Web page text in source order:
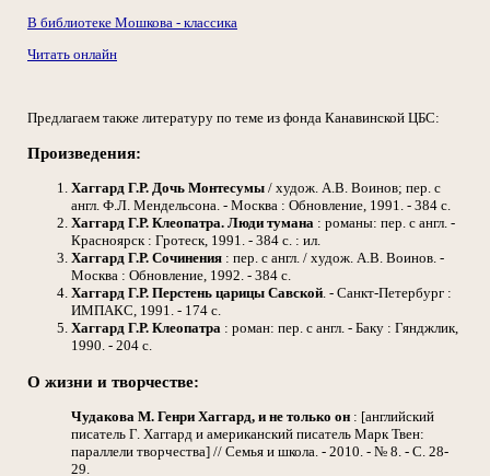
В библиотеке Мошкова - классика
Читать онлайн
Предлагаем также литературу по теме из фонда Канавинской ЦБС:
Произведения:
Хаггард Г.Р. Дочь Монтесумы / худож. А.В. Воинов; пер. с
англ. Ф.Л. Мендельсона. - Москва : Обновление, 1991. - 384 с.
Хаггард Г.Р. Клеопатра. Люди тумана : романы: пер. с англ. -
Красноярск : Гротеск, 1991. - 384 с. : ил.
Хаггард Г.Р. Сочинения : пер. с англ. / худож. А.В. Воинов. -
Москва : Обновление, 1992. - 384 с.
Хаггард Г.Р. Перстень царицы Савской. - Санкт-Петербург :
ИМПАКС, 1991. - 174 с.
Хаггард Г.Р. Клеопатра : роман: пер. с англ. - Баку : Гянджлик,
1990. - 204 с.
О жизни и творчестве:
Чудакова М. Генри Хаггард, и не только он : [английский
писатель Г. Хаггард и американский писатель Марк Твен:
параллели творчества] // Семья и школа. - 2010. - № 8. - С. 28-
29.